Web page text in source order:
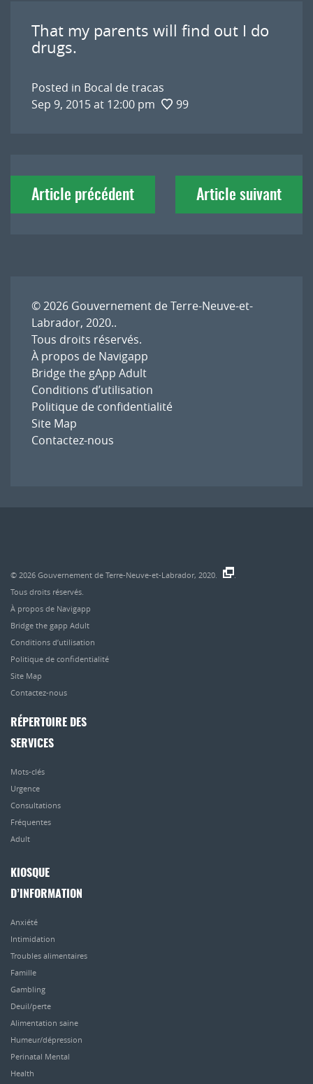
That my parents will find out I do
drugs.
Posted in Bocal de tracas
Sep 9, 2015 at 12:00 pm
99
Navigation
deArticle précédent Article suivant
© 2026 Gouvernement de Terre-Neuve-et-
Labrador, 2020..
Tous droits réservés.
À propos de Navigapp
Bridge the gApp Adult
Conditions d’utilisation
Politique de confidentialité
Site Map
Contactez-nous
© 2026 Gouvernement de Terre-Neuve-et-Labrador, 2020.
Tous droits réservés.
À propos de Navigapp
Bridge the gapp Adult
Conditions d’utilisation
Politique de confidentialité
Site Map
Contactez-nous
RÉPERTOIRE DES
SERVICES
Mots-clés
Urgence
Consultations
Fréquentes
Adult
KIOSQUE
D’INFORMATION
Anxiété
Intimidation
Troubles alimentaires
Famille
Gambling
Deuil/perte
Alimentation saine
Humeur/dépression
Perinatal Mental
Health